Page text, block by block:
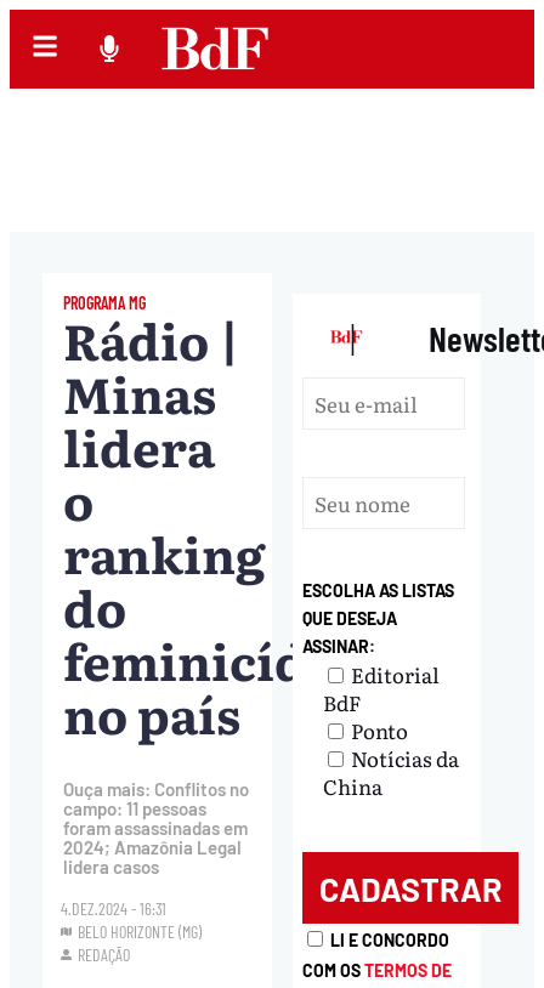
PROGRAMA MG
Rádio |
Minas
lidera
o
ranking
do
feminicídio
no país
Ouça mais: Conflitos no
campo: 11 pessoas
foram assassinadas em
2024; Amazônia Legal
lidera casos
4.DEZ.2024 - 16:31
BELO HORIZONTE (MG)
REDAÇÃO
|
ESCOLHA AS LISTAS
QUE DESEJA
ASSINAR:
Editorial
BdF
Ponto
Notícias da
China
LI E CONCORDO
COM OSTERMOS DE